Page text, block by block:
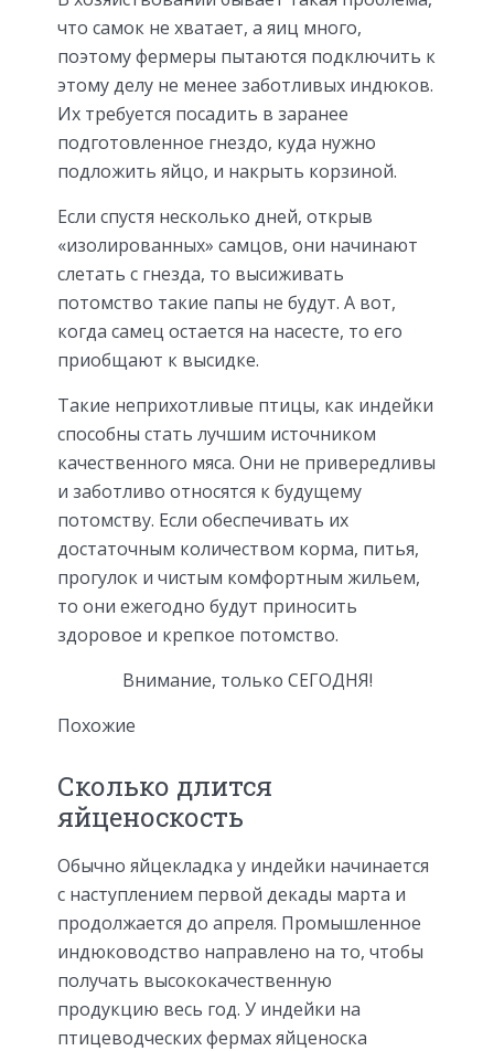
что самок не хватает, а яиц много,
поэтому фермеры пытаются подключить к
этому делу не менее заботливых индюков.
Их требуется посадить в заранее
подготовленное гнездо, куда нужно
подложить яйцо, и накрыть корзиной.
Если спустя несколько дней, открыв
«изолированных» самцов, они начинают
слетать с гнезда, то высиживать
потомство такие папы не будут. А вот,
когда самец остается на насесте, то его
приобщают к высидке.
Такие неприхотливые птицы, как индейки
способны стать лучшим источником
качественного мяса. Они не привередливы
и заботливо относятся к будущему
потомству. Если обеспечивать их
достаточным количеством корма, питья,
прогулок и чистым комфортным жильем,
то они ежегодно будут приносить
здоровое и крепкое потомство.
Внимание, только СЕГОДНЯ!
Похожие
Сколько длится
яйценоскость
Обычно яйцекладка у индейки начинается
с наступлением первой декады марта и
продолжается до апреля. Промышленное
индюководство направлено на то, чтобы
получать высококачественную
продукцию весь год. У индейки на
птицеводческих фермах яйценоска